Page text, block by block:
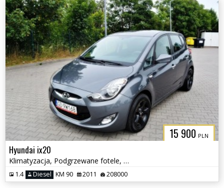
15 900 PLN
Hyundai ix20
Klimatyzacja, Podgrzewane fotele, Serwisowany
1.4 Diesel KM 90 2011 208000